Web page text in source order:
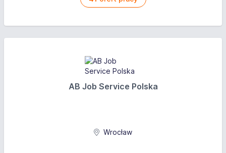
awansu zawodowego oraz stażem pracy.
Oferujemy
Wynagrodzenie brutto: od 3 490 PLN
Opis wynagrodzenia: [System czasu pracy] :
pracy] : 16:00 [Praca w zastęp
AB Job Service Polska
Wrocław